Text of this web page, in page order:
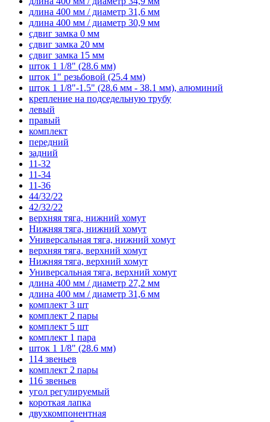
длина 400 мм / диаметр 31,6 мм
длина 400 мм / диаметр 30,9 мм
сдвиг замка 0 мм
сдвиг замка 20 мм
сдвиг замка 15 мм
шток 1 1/8" (28.6 мм)
шток 1" резьбовой (25.4 мм)
шток 1 1/8"-1.5" (28.6 мм - 38.1 мм), алюминий
крепление на подседельную трубу
левый
правый
комплект
передний
задний
11-32
11-34
11-36
44/32/22
42/32/22
верхняя тяга, нижний хомут
Нижняя тяга, нижний хомут
Универсальная тяга, нижний хомут
верхняя тяга, верхний хомут
Нижняя тяга, верхний хомут
Универсальная тяга, верхний хомут
длина 400 мм / диаметр 27,2 мм
длина 400 мм / диаметр 31,6 мм
комплект 3 шт
комплект 2 пары
комплект 5 шт
комплект 1 пара
шток 1 1/8" (28.6 мм)
114 звеньев
комплект 2 пары
116 звеньев
угол регулируемый
короткая лапка
двухкомпонентная